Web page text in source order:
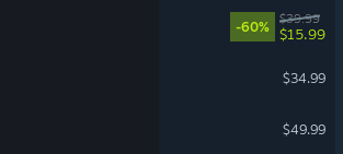
-60%
$39.99
$15.99
$34.99
$49.99